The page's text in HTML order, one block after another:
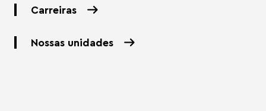
Carreiras
Nossas unidades